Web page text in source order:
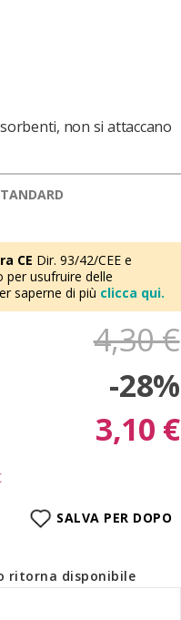
non si attaccano
CE Dir. 93/42/CEE e
usufruire delle
saperne di più clicca qui.
4,30 €
-28%
3,10 €
SALVA PER DOPO
ritorna disponibile